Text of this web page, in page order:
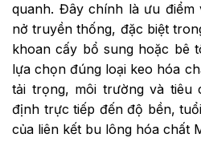
quanh. Đây chính là ưu
nở truyền thống, đặc biệt
khoan cấy bổ sung hoặc bê
lựa chọn đúng loại keo hóa
tải trọng, môi trường và tiêu
định trực tiếp đến độ bền,
của liên kết bu lông hóa chất